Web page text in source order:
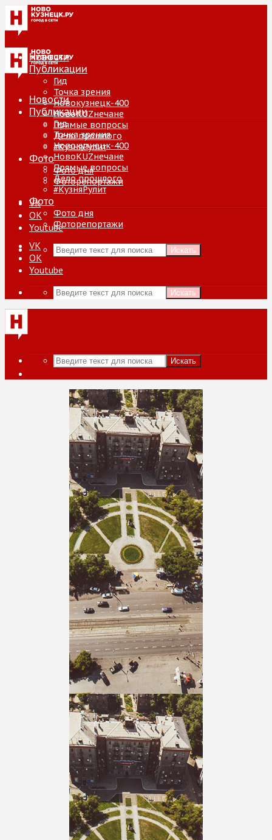
Новости
Публикации
Гид
Точка зрения
Новокузнецк-400
НовоKUZнечане
Прямые вопросы
Дело прошлого
#КузняРулит
Фото
Фото дня
Фоторепортажи
VK
ОК
Youtube
Искать
Новости
Публикации
Гид
Точка зрения
Новокузнецк-400
НовоKUZнечане
Прямые вопросы
Дело прошлого
#КузняРулит
Фото
Фото дня
Фоторепортажи
VK
ОК
Youtube
Искать
Искать